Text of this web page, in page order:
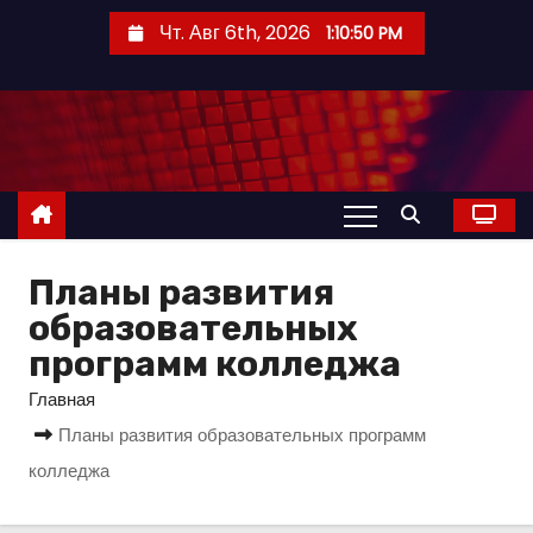
к
Чт. Авг 6th, 2026 1:10:51 PM
Планы развития
образовательных
программ колледжа
Главная
Планы развития образовательных программ
колледжа